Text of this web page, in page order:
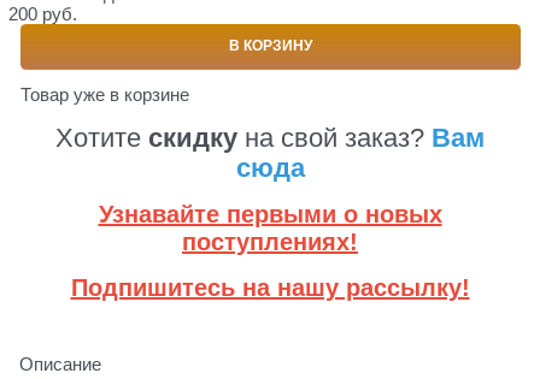
200 руб.
В КОРЗИНУ
Товар уже в корзине
Хотите скидку на свой заказ? Вам
сюда
Узнавайте первыми о новых
поступлениях!
Подпишитесь на нашу рассылку!
Описание